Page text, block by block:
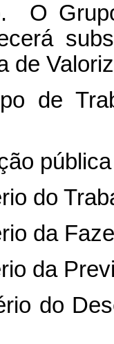
O
de
de
do
da
da
do